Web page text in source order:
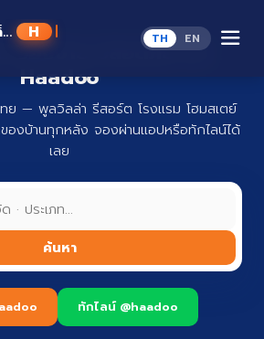
Haad TH EN
ย จองง่าย ปลอดภัย กับ
Haadoo
— พูลวิลล่า รีสอร์ต โรงแรม โฮมสเตย์
องบ้านทุกหลัง จองผ่านแอปหรือทักไลน์ได้
เลย
ค้นหา
ทักไลน์ @haadoo